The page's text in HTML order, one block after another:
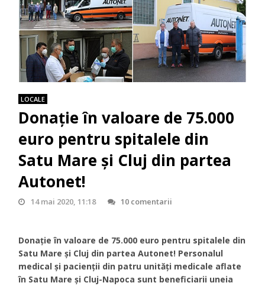
LOCALE
Donație în valoare de 75.000
euro pentru spitalele din
Satu Mare și Cluj din partea
Autonet!
14 mai 2020, 11:18 10 comentarii
Donație în valoare de 75.000 euro pentru spitalele din
Satu Mare și Cluj din partea Autonet! Personalul
medical și pacienții din patru unități medicale aflate
în Satu Mare și Cluj-Napoca sunt beneficiarii uneia